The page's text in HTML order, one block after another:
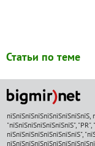
Статьи по теме
пїЅпїЅпїЅпїЅпїЅпїЅпїЅпїЅпїЅ,
"пїЅпїЅпїЅпїЅпїЅпїЅпїЅ",
пїЅпїЅпїЅпїЅпїЅпїЅпїЅпїЅ",